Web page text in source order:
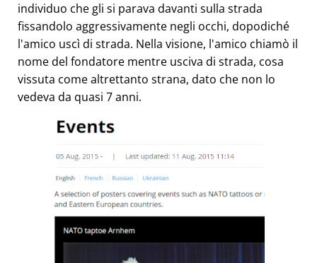
individuo che gli si parava davanti sulla strada
fissandolo aggressivamente negli occhi, dopodiché
l'amico uscì di strada. Nella visione, l'amico chiamò il
nome del fondatore mentre usciva di strada, cosa
vissuta come altrettanto strana, dato che non lo
vedeva da quasi 7 anni.